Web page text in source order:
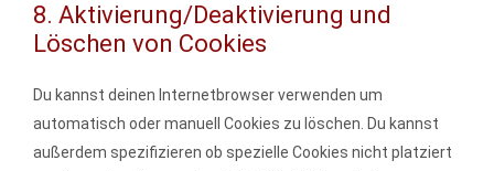
8. Aktivierung/Deaktivierung und
Löschen von Cookies
Du kannst deinen Internetbrowser verwenden um
automatisch oder manuell Cookies zu löschen. Du kannst
außerdem spezifizieren ob spezielle Cookies nicht platziert